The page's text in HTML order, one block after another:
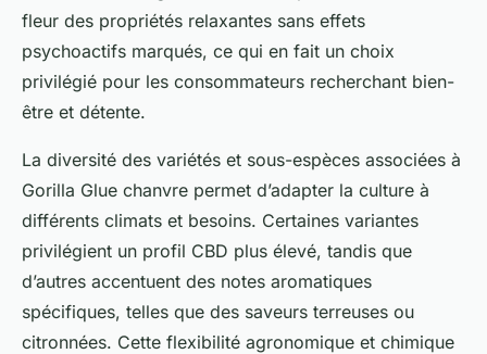
fleur des propriétés relaxantes sans effets
psychoactifs marqués, ce qui en fait un choix
privilégié pour les consommateurs recherchant bien-
être et détente.
La diversité des variétés et sous-espèces associées à
Gorilla Glue chanvre permet d’adapter la culture à
différents climats et besoins. Certaines variantes
privilégient un profil CBD plus élevé, tandis que
d’autres accentuent des notes aromatiques
spécifiques, telles que des saveurs terreuses ou
citronnées. Cette flexibilité agronomique et chimique